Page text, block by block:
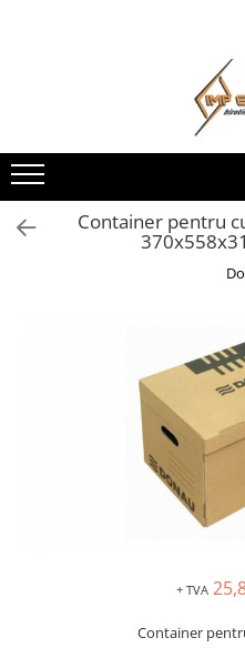
ORGANIZARE & ARHIVARE
BIBLIORAFTURI & CAIETE
ACCESORII ARHIVARE
SEPARATOARE
DOSARE DIN PLASTIC &
ARTICOLE DIN HARTIE
HARTIE PENTRU COPIATOR SI
HARTIE & CARTON COLOR
PLICURI PENTRU
ETICHETE AUTOADEZIVE
Container pentru
+ TVA
Container